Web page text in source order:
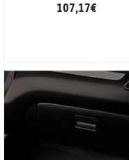
107,17 €